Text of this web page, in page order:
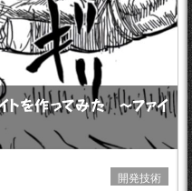
を作ってみた 〜ファイ
開発技術